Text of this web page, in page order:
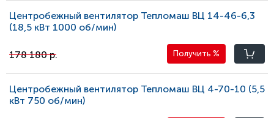
Центробежный вентилятор Тепломаш ВЦ 14-46-6,3
(18,5 кВт 1000 oб/мин)
178 180 р. Получить %
Центробежный вентилятор Тепломаш ВЦ 4-70-10 (5,5
кВт 750 oб/мин)